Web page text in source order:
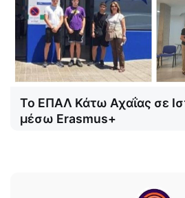
Το ΕΠΑΛ Κάτω Αχαΐας σε
μέσω Erasmus+